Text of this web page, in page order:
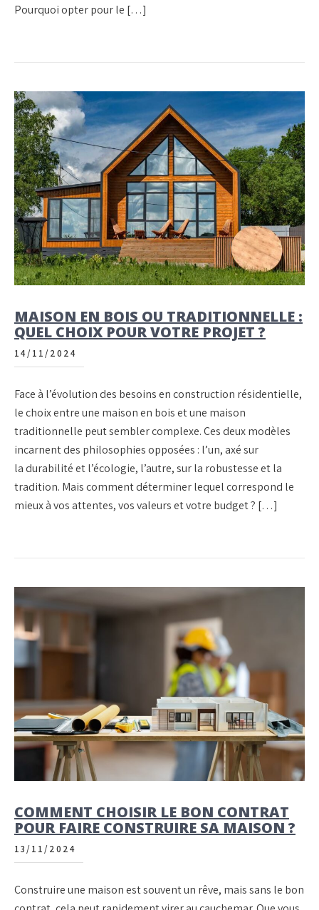
Pourquoi opter pour le […]
MAISON EN BOIS OU TRADITIONNELLE :
QUEL CHOIX POUR VOTRE PROJET ?
14/11/2024
Face à l’évolution des besoins en construction résidentielle,
le choix entre une maison en bois et une maison
traditionnelle peut sembler complexe. Ces deux modèles
incarnent des philosophies opposées : l’un, axé sur
la durabilité et l’écologie, l’autre, sur la robustesse et la
tradition. Mais comment déterminer lequel correspond le
mieux à vos attentes, vos valeurs et votre budget ? […]
COMMENT CHOISIR LE BON CONTRAT
POUR FAIRE CONSTRUIRE SA MAISON ?
13/11/2024
Construire une maison est souvent un rêve, mais sans le bon